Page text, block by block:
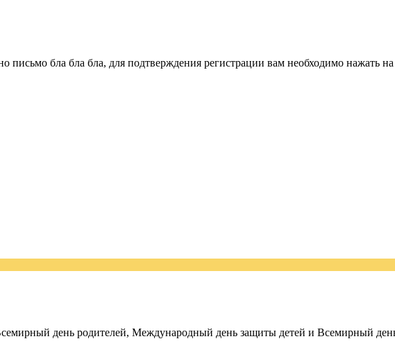
письмо бла бла бла, для подтверждения регистрации вам необходимо нажать
день родителей, Международный день защиты детей и Всемирный